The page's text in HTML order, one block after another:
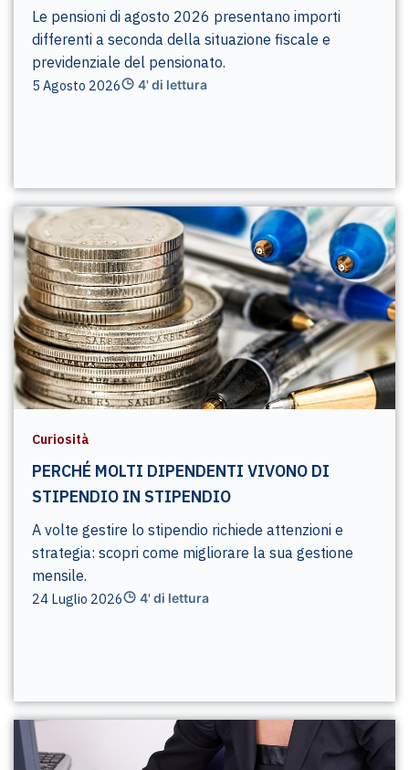
Le pensioni di agosto 2026 presentano importi
differenti a seconda della situazione fiscale e
previdenziale del pensionato.
5 Agosto 2026 4' di lettura
Curiosità
PERCHÉ MOLTI DIPENDENTI VIVONO DI
STIPENDIO IN STIPENDIO
A volte gestire lo stipendio richiede attenzioni e
strategia: scopri come migliorare la sua gestione
mensile.
24 Luglio 2026 4' di lettura